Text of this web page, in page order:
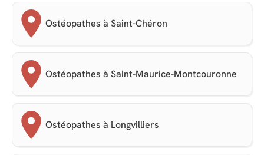
Ostéopathes à Saint-Chéron
Ostéopathes à Saint-Maurice-Montcouronne
Ostéopathes à Longvilliers